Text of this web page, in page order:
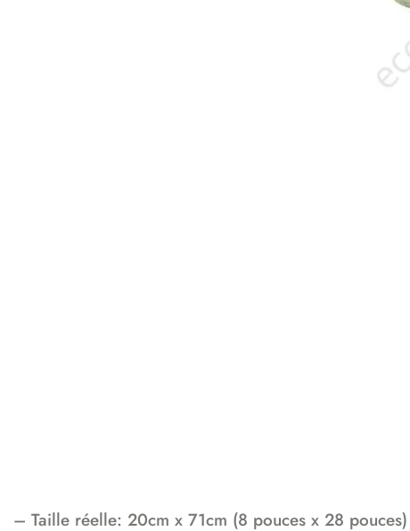
– Taille réelle: 20cm x 71cm (8 pouces x 28 pouces)